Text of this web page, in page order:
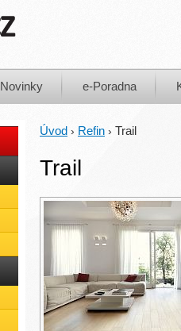
Novinky e-Poradna
Úvod › Refin › Trail
Trail